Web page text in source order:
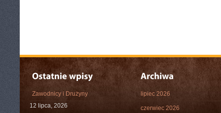
Zawodnicy i Drużyny
12 lipca, 2026
lipiec 2026
czerwiec 2026